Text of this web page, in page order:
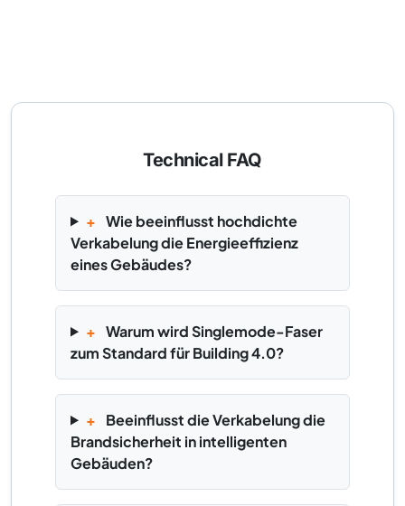
Technical FAQ
+ Wie beeinflusst hochdichte
Verkabelung die Energieeffizienz
eines Gebäudes?
+ Warum wird Singlemode-Faser
zum Standard für Building 4.0?
+
Beeinflusst die Verkabelung die
Brandsicherheit in intelligenten
Gebäuden?